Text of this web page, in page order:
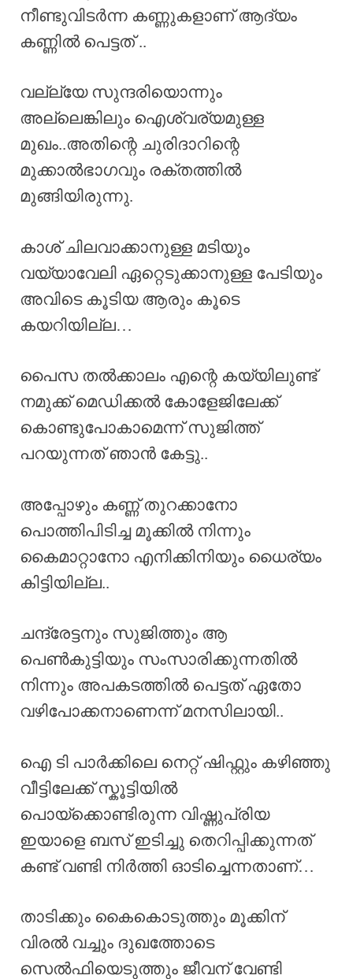
നീണ്ടുവിടർന്ന കണ്ണുകളാണ് ആദ്യം
കണ്ണിൽ പെട്ടത് ..
വല്ല്യേ സുന്ദരിയൊന്നും
അല്ലെങ്കിലും ഐശ്വര്യമുള്ള
മുഖം..അതിന്റെ ചുരിദാറിന്റെ
മുക്കാൽഭാഗവും രക്തത്തിൽ
മുങ്ങിയിരുന്നു.
കാശ് ചിലവാക്കാനുള്ള മടിയും
വയ്യാവേലി ഏറ്റെടുക്കാനുള്ള പേടിയും
അവിടെ കൂടിയ ആരും കൂടെ
കയറിയില്ല…
പൈസ തൽക്കാലം എന്റെ കയ്യിലുണ്ട്
നമുക്ക് മെഡിക്കൽ കോളേജിലേക്ക്
കൊണ്ടുപോകാമെന്ന് സുജിത്ത്
പറയുന്നത് ഞാൻ കേട്ടു..
അപ്പോഴും കണ്ണ് തുറക്കാനോ
പൊത്തിപിടിച്ച മൂക്കിൽ നിന്നും
കൈമാറ്റാനോ എനിക്കിനിയും ധൈര്യം
കിട്ടിയില്ല..
ചന്ദ്രേട്ടനും സുജിത്തും ആ
പെൺകുട്ടിയും സംസാരിക്കുന്നതിൽ
നിന്നും അപകടത്തിൽ പെട്ടത് ഏതോ
വഴിപോക്കനാണെന്ന് മനസിലായി..
ഐ ടി പാർക്കിലെ നെറ്റ് ഷിഫ്റ്റും കഴിഞ്ഞു
വീട്ടിലേക്ക് സ്കൂട്ടിയിൽ
പൊയ്ക്കൊണ്ടിരുന്ന വിഷ്ണുപ്രിയ
ഇയാളെ ബസ് ഇടിച്ചു തെറിപ്പിക്കുന്നത്‌
കണ്ട് വണ്ടി നിർത്തി ഓടിച്ചെന്നതാണ്…
താടിക്കും കൈകൊടുത്തും മൂക്കിന്
വിരൽ വച്ചും ദുഖത്തോടെ
സെൽഫിയെടുത്തും ജീവന് വേണ്ടി